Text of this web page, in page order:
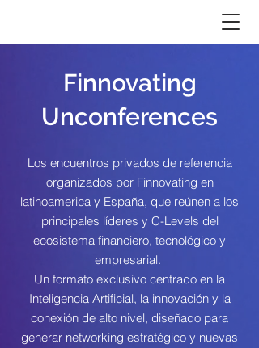
Finnovating
Unconferences
Los encuentros privados de referencia
organizados por Finnovating en
latinoamerica y España, que reúnen a los
principales líderes y C-Levels del
ecosistema financiero, tecnológico y
empresarial.
Un formato exclusivo centrado en la
Inteligencia Artificial, la innovación y la
conexión de alto nivel, diseñado para
generar networking estratégico y nuevas